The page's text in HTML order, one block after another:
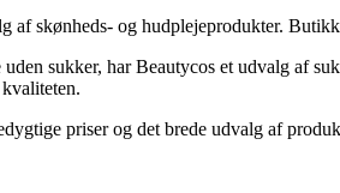
skønheds- og hudplejeprodukter.
sukker, har Beautycos et udvalg af
priser og det brede udvalg af